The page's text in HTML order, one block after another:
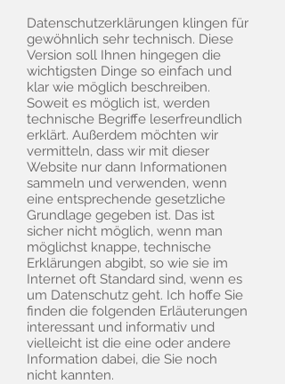
Datenschutzerklärungen klingen für
gewöhnlich sehr technisch. Diese
Version soll Ihnen hingegen die
wichtigsten Dinge so einfach und
klar wie möglich beschreiben.
Soweit es möglich ist, werden
technische Begriffe leserfreundlich
erklärt. Außerdem möchten wir
vermitteln, dass wir mit dieser
Website nur dann Informationen
sammeln und verwenden, wenn
eine entsprechende gesetzliche
Grundlage gegeben ist. Das ist
sicher nicht möglich, wenn man
möglichst knappe, technische
Erklärungen abgibt, so wie sie im
Internet oft Standard sind, wenn es
um Datenschutz geht. Ich hoffe Sie
finden die folgenden Erläuterungen
interessant und informativ und
vielleicht ist die eine oder andere
Information dabei, die Sie noch
nicht kannten.